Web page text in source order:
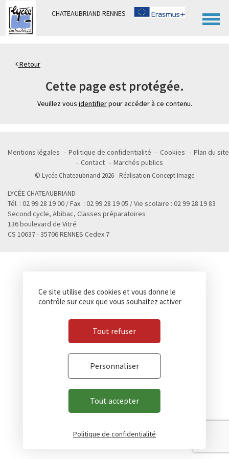
CHATEAUBRIAND RENNES
Retour
Cette page est protégée.
Veuillez vous identifierpour accéder à ce contenu.
Mentions légales Politique de confidentialité Cookies
Plan du site
Contact
Marchés publics
© Lycée Chateaubriand 2026 - Réalisation Concept Image
LYCÉE CHATEAUBRIAND
Tél. : 02 99 28 19 00 / Fax. : 02 99 28 19 05 / Vie scolaire : 02 99 28 19 83
Second cycle, Abibac, Classes préparatoires
136 boulevard de Vitré
CS 10637 - 35706 RENNES Cedex 7
Panneau de gestion des cookies
Ce site utilise des cookies et vous donne le
contrôle sur ceux que vous souhaitez activer
Tout accepter
Tout refuser
Personnaliser
Politique de confidentialité